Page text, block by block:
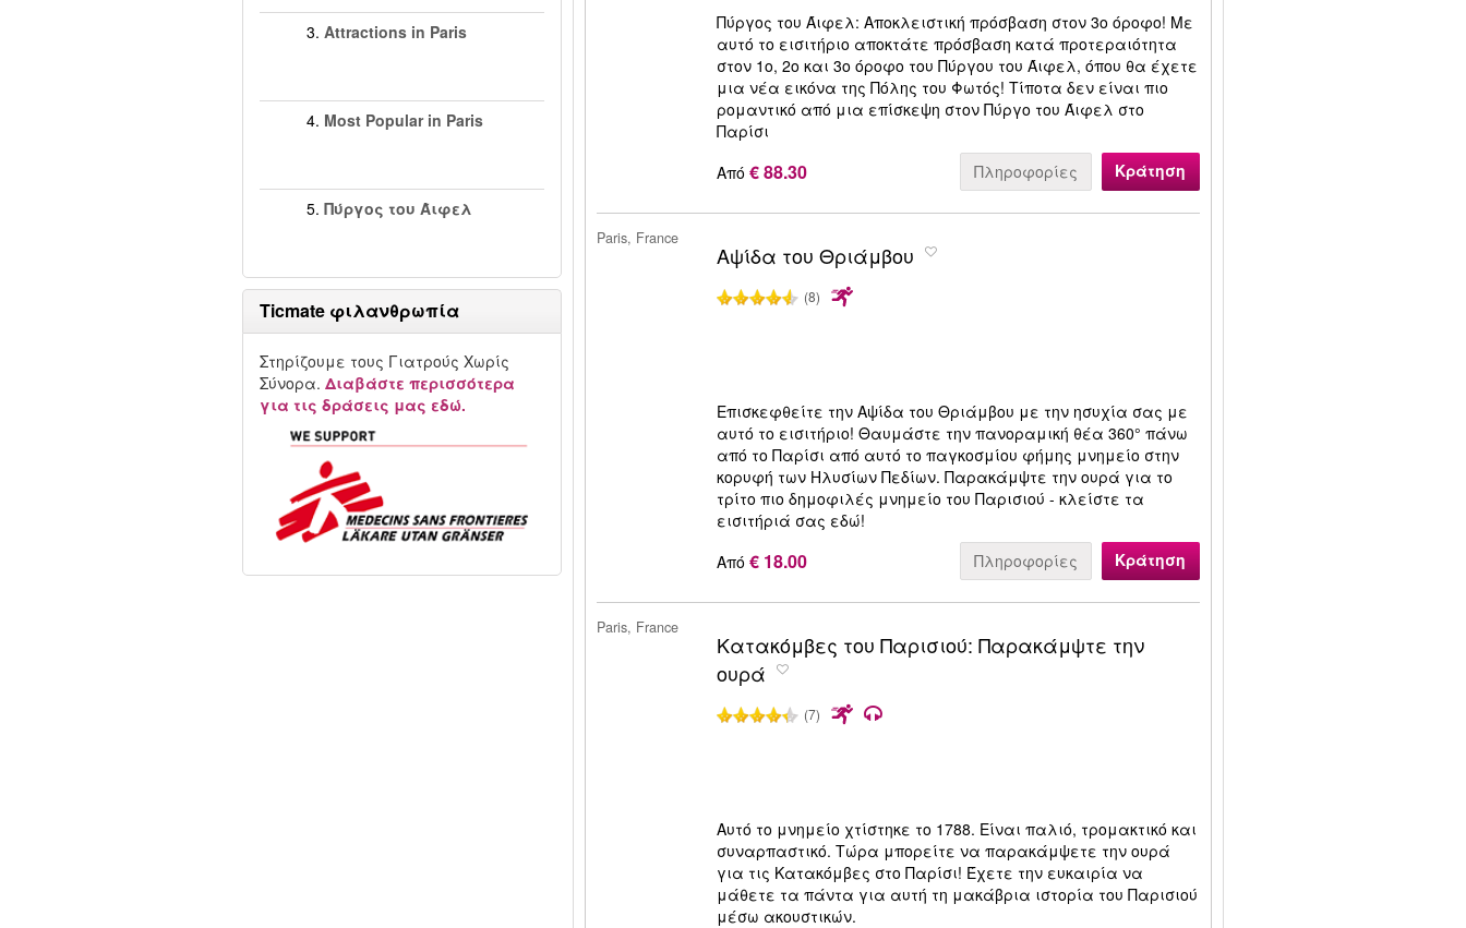
3. Attractions in Paris
4. Most Popular in Paris
5. Πύργος του Άιφελ
Ticmate φιλανθρωπία
Στηρίζουμε τους Γιατρούς Χωρίς
Σύνορα. Διαβάστε περισσότερα
για τις δράσεις μας εδώ.
Πύργος του Άιφελ: Αποκλειστική πρόσβαση στον 3ο όροφο! Με
αυτό το εισιτήριο αποκτάτε πρόσβαση κατά προτεραιότητα
στον 1ο, 2ο και 3ο όροφο του Πύργου του Άιφελ, όπου θα έχετε
μια νέα εικόνα της Πόλης του Φωτός! Τίποτα δεν είναι πιο
ρομαντικό από μια επίσκεψη στον Πύργο του Άιφελ στο
Παρίσι
Από € 88.30 Πληροφορίες Κράτηση
Paris, France
Αψίδα του Θριάμβου
(8)
Επισκεφθείτε την Αψίδα του Θριάμβου με την ησυχία σας με
αυτό το εισιτήριο! Θαυμάστε την πανοραμική θέα 360° πάνω
από το Παρίσι από αυτό το παγκοσμίου φήμης μνημείο στην
κορυφή των Ηλυσίων Πεδίων. Παρακάμψτε την ουρά για το
τρίτο πιο δημοφιλές μνημείο του Παρισιού - κλείστε τα
εισιτήριά σας εδώ!
Από € 18.00 Πληροφορίες Κράτηση
Paris, France
Κατακόμβες του Παρισιού: Παρακάμψτε την
ουρά
(7)
Αυτό το μνημείο χτίστηκε το 1788. Είναι παλιό, τρομακτικό και
συναρπαστικό. Τώρα μπορείτε να παρακάμψετε την ουρά
για τις Κατακόμβες στο Παρίσι! Έχετε την ευκαιρία να
μάθετε τα πάντα για αυτή τη μακάβρια ιστορία του Παρισιού
μέσω ακουστικών.